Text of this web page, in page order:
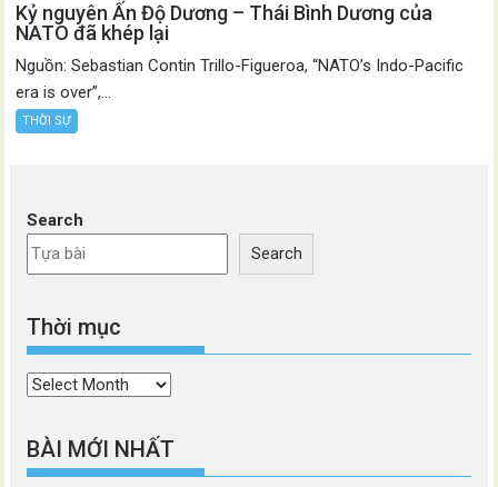
Kỷ nguyên Ấn Độ Dương – Thái Bình Dương của
NATO đã khép lại
Nguồn: Sebastian Contin Trillo-Figueroa, “NATO’s Indo-Pacific
era is over”,...
THỜI SỰ
Search
Search
Thời mục
Thời
BÀI MỚI NHẤT